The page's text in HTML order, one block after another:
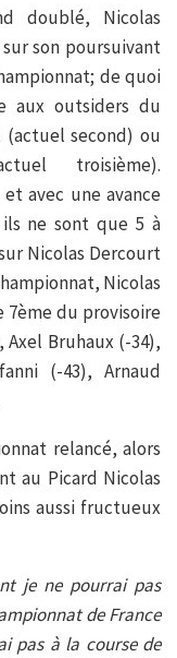
doublé, Nicolas
son poursuivant
de quoi
aux outsiders du
(actuel second) ou
troisième).
avec une avance
ne sont que 5 à
Nicolas Dercourt
Nicolas
7ème du provisoire
Axel Bruhaux (-34),
(-43), Arnaud
relancé, alors
au Picard Nicolas
aussi fructueux
je ne pourrai pas
de France
pas à la course de